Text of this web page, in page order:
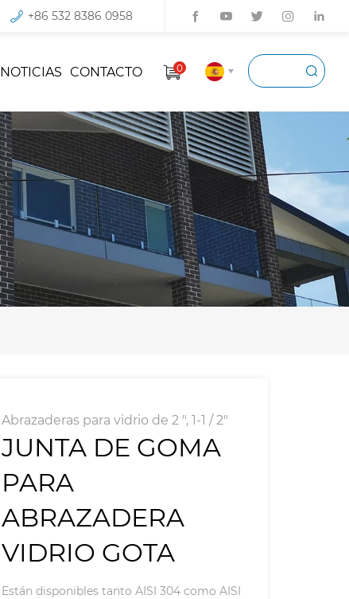
+86 532 8386 0958
0
NOTICIAS CONTACTO
Abrazaderas para vidrio de 2 ", 1-1 / 2"
JUNTA DE GOMA
PARA
ABRAZADERA
VIDRIO GOTA
Están disponibles tanto AISI 304 como AISI